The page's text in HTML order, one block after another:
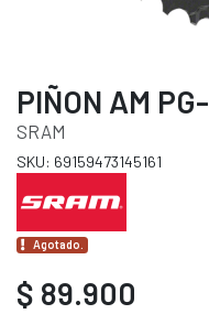
PIÑON AM
SRAM
SKU: 69159473145161
Agotado.
$ 89.900